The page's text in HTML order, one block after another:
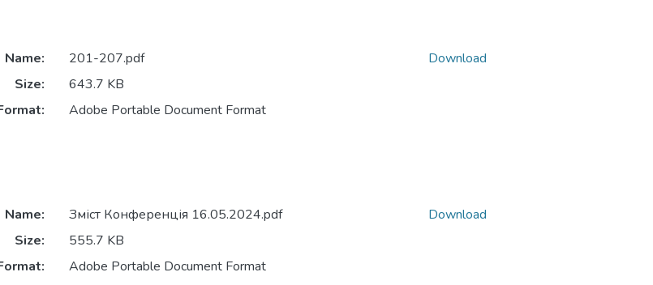
Name:
201-207.pdf
Size:
643.7 KB
Adobe Portable Document Format
Download
Name:
Зміст Конференція 16.05.2024.pdf
Size:
555.7 KB
Adobe Portable Document Format
Download